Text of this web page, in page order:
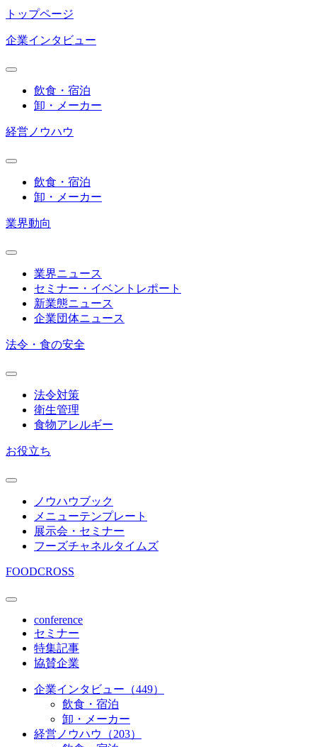
トップページ
企業インタビュー
飲食・宿泊
卸・メーカー
経営ノウハウ
飲食・宿泊
卸・メーカー
業界動向
業界ニュース
セミナー・イベントレポート
新業態ニュース
企業団体ニュース
法令・食の安全
法令対策
衛生管理
食物アレルギー
お役立ち
ノウハウブック
メニューテンプレート
展示会・セミナー
フーズチャネルタイムズ
FOODCROSS
conference
セミナー
特集記事
協賛企業
企業インタビュー（449）
飲食・宿泊
卸・メーカー
経営ノウハウ（203）